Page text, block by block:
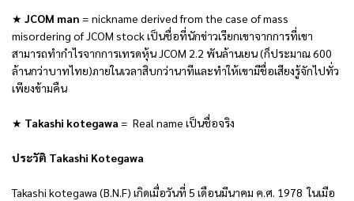
★ JCOM man = nickname derived from the case of mass
misordering of JCOM stock เป็นชื่อที่นักข่าวเรียกเขาจากการที่เขา
สามารถทำกำไรจากการเทรดหุ้น JCOM 2.2 พันล้านเยน (ก็ประมาณ 600
ล้านกว่าบาทไทย)ภายในเวลาสิบกว่านาทีและทำให้เขามีชื่อเสียงรู้จักไปทั่ว
เพียงข้ามคืน
★ Takashi kotegawa = Real name เป็นชื่อจริง
ประวัติ Takashi Kotegawa
Takashi kotegawa (B.N.F) เกิดเมื่อวันที่ 5 เดือนมีนาคม ค.ศ. 1978 ในเมือ